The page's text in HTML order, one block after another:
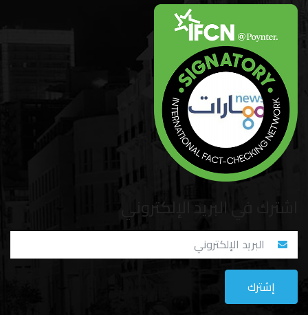
اشترك في البريد الإلكتروني